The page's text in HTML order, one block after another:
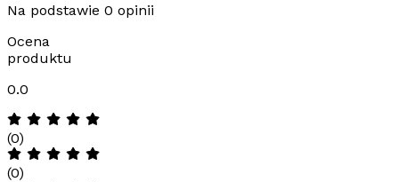
Na podstawie 0 opinii
Ocena
produktu
0.0
(0)
(0)